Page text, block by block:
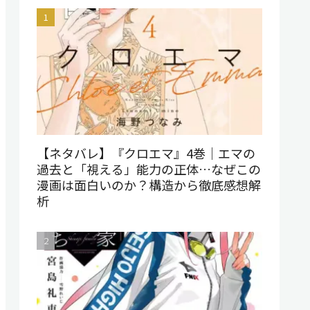
【ネタバレ】『クロエマ』4巻｜エマの
過去と「視える」能力の正体…なぜこの
漫画は面白いのか？構造から徹底感想解
析